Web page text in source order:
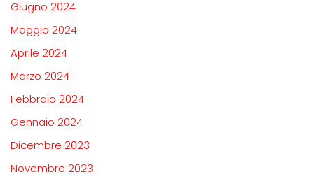
Giugno 2024
Maggio 2024
Aprile 2024
Marzo 2024
Febbraio 2024
Gennaio 2024
Dicembre 2023
Novembre 2023